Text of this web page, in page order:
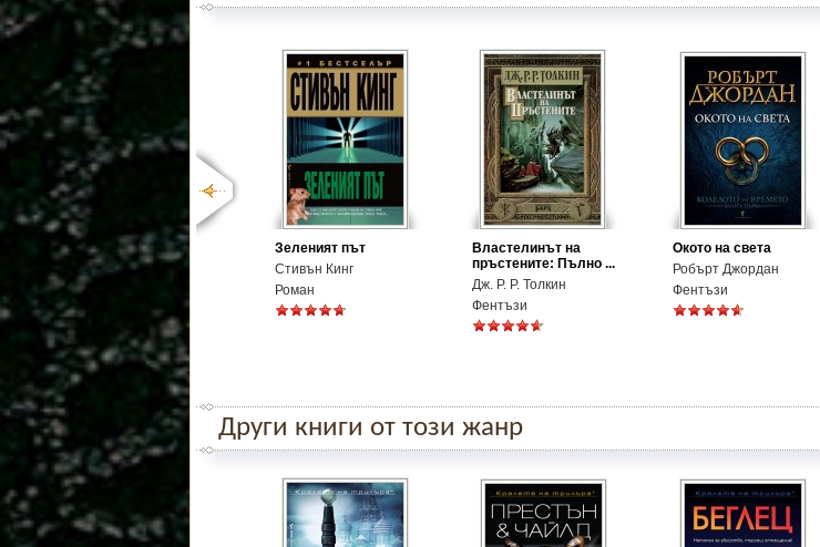
Зеленият път
Стивън Кинг
Роман
Властелинът на
пръстените: Пълно ...
Дж. Р. Р. Толкин
Фентъзи
Окото на света
Робърт Джордан
Фентъзи
Други книги от този жанр